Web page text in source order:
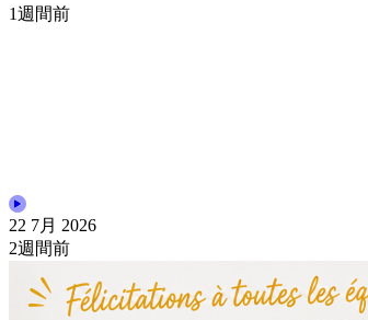
1週間前
22 7月 2026
2週間前